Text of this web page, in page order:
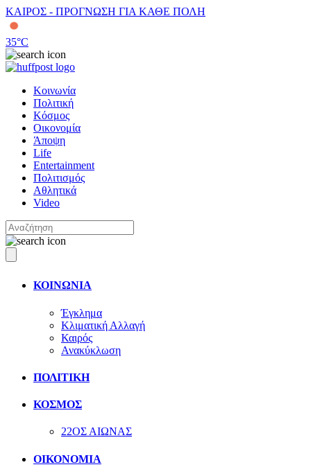
ΚΑΙΡΟΣ - ΠΡΟΓΝΩΣΗ ΓΙΑ ΚΑΘΕ ΠΟΛΗ
35°C
Κοινωνία
Πολιτική
Κόσμος
Οικονομία
Άποψη
Life
Entertainment
Πολιτισμός
Αθλητικά
Video
ΚΟΙΝΩΝΙΑ
Έγκλημα
Κλιματική Αλλαγή
Καιρός
Ανακύκλωση
ΠΟΛΙΤΙΚΗ
ΚΟΣΜΟΣ
22ΟΣ ΑΙΩΝΑΣ
ΟΙΚΟΝΟΜΙΑ